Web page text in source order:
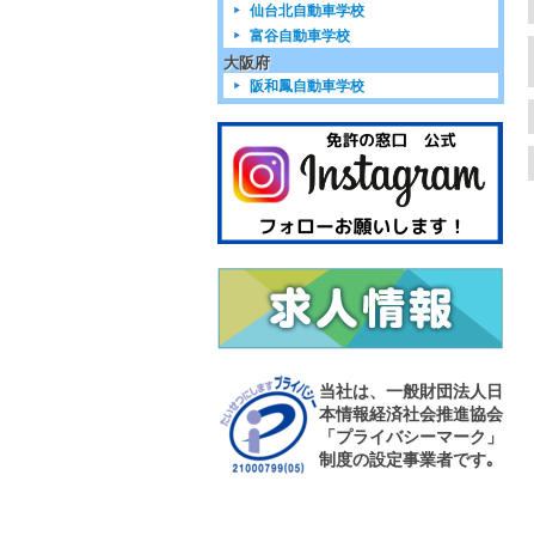
仙台北自動車学校
富谷自動車学校
大阪府
阪和鳳自動車学校
当社は、一般財団法人日
本情報経済社会推進協会
「プライバシーマーク」
制度の設定事業者です｡